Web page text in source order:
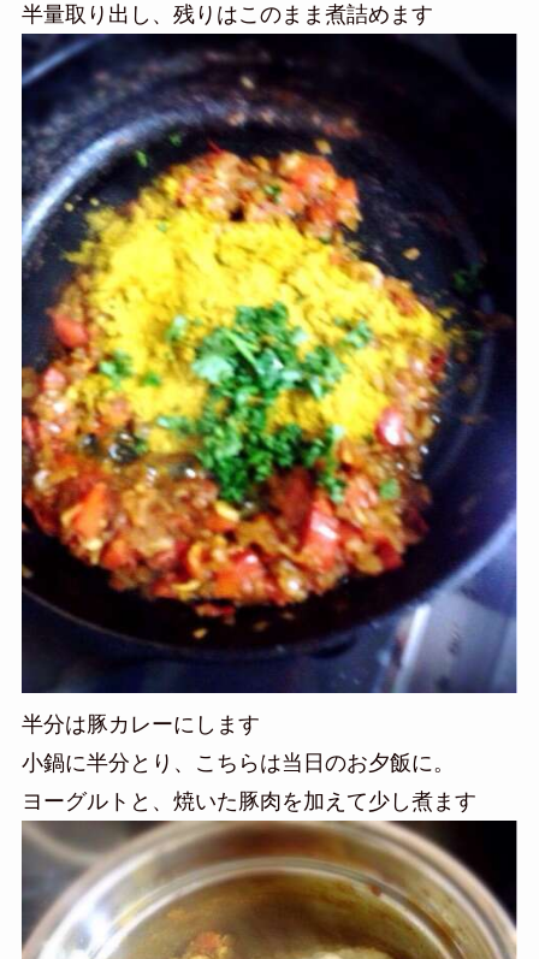
半量取り出し、残りはこのまま煮詰めます
半分は豚カレーにします
小鍋に半分とり、こちらは当日のお夕飯に。
ヨーグルトと、焼いた豚肉を加えて少し煮ます